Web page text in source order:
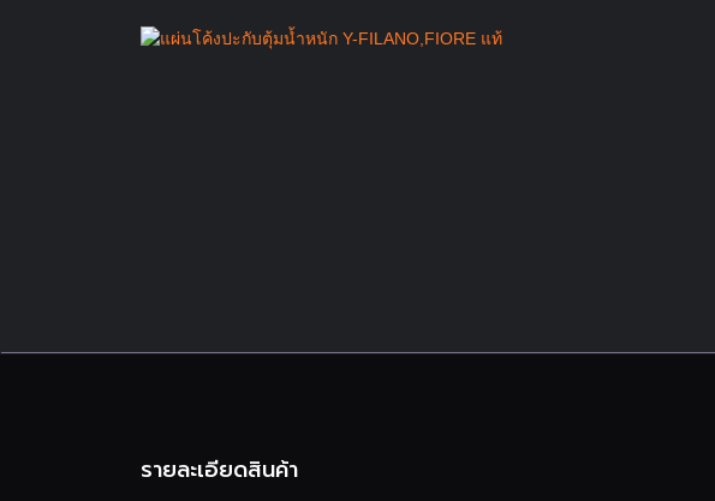
รายละเอียดสินค้า